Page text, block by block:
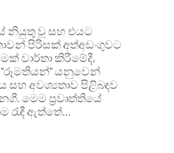
නියුතු වූ සහ එයට
පිරිසක් අත්අඩංගුවට
වාර්තා කිරීමේදී,
"රූමතියන්" යනුවෙන්
සහ අවශ්‍යතාව පිළිබඳව
මෙම ප්‍රවෘත්තියේ
රැඳී ඇත්තේ...